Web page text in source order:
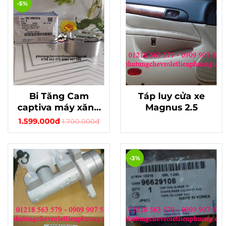
Bi Tăng Cam
captiva máy xăng
chính hãng
1.599.000đ 1.700.000đ
-5%
Táp luy cửa xe
Magnus 2.5
-3%